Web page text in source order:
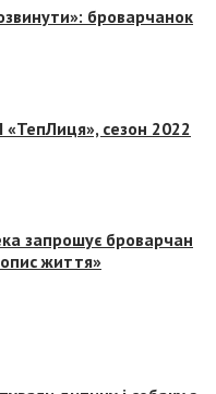
броварчанок
«ТепЛиця», сезон 2022
запрошує броварчан
життя»